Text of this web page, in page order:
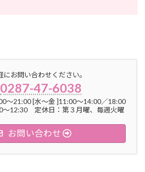
にお問い合わせください。
0287-47-6038
～21:00 [水～金 ]11:00～14:00／18:00
～12:30 定休日：第３月曜、毎週火曜
お問い合わせ